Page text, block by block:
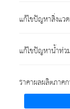
แก้ไขปัญหาสิ่งแว
แก้ไขปัญหาน้ำท่ว
ราคาผลผลิตภาค